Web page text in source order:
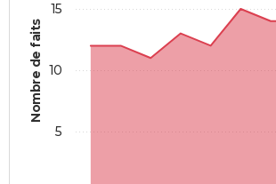
Nombre de faits
5
10
15